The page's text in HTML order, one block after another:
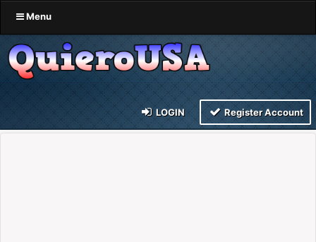
Menu
LOGIN Register Account